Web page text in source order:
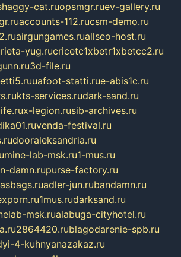
cat.ruopsmgr.ruev-gallery.ru
accounts-112.rucsm-demo.ru
airgungames.ruallseo-host.ru
yug.rucricetc1xbetr1xbetcc2.ru
3d-file.ru
uafoot-statti.rue-abis1c.ru
kts-services.rudark-sand.ru
x-legion.rusib-archives.ru
venda-festival.ru
dooraleksandria.ru
mine-lab-msk.ru1-mus.ru
damn.rupurse-factory.ru
adler-jun.rubandamn.ru
1mus.rudarksand.ru
msk.rualabuga-cityhotel.ru
2864420.rublagodarenie-spb.ru
4-kuhnyanazakaz.ru